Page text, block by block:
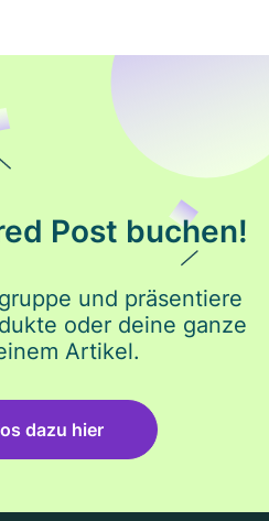
Post buchen!
und präsentiere
oder deine ganze
Artikel.
dazu hier